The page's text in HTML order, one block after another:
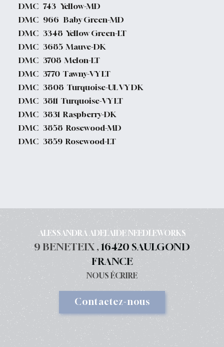
DMC 743 Yellow-MD
DMC 966 Baby Green-MD
DMC 3348 Yellow Green-LT
DMC 3685 Mauve-DK
DMC 3708 Melon-LT
DMC 3770 Tawny-VY LT
DMC 3808 Turquoise-UL VY DK
DMC 3811 Turquoise-VY LT
DMC 3831 Raspberry-DK
DMC 3858 Rosewood-MD
DMC 3859 Rosewood-LT
ALESSANDRA ADELAIDE NEEDLEWORKS
9 BENETEIX ,16420 SAULGOND
FRANCE
NOUS ÉCRIRE
Contactez-nous